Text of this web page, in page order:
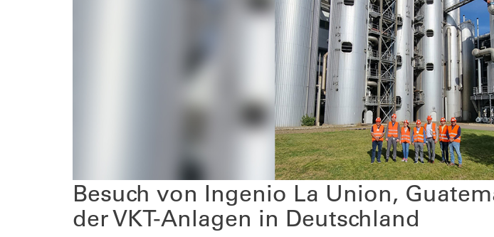
Besuch von Ingenio La Union,
der VKT-Anlagen in Deutschland